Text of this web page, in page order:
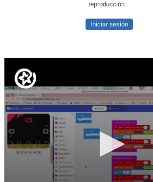
reproducción...
Iniciar sesión